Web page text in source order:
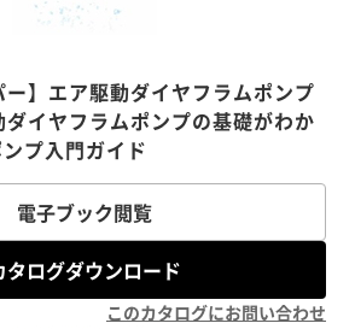
ー】エア駆動ダイヤフラムポンプ
イヤフラムポンプの基礎がわか
プ入門ガイド
電子ブック閲覧
タログダウンロード
このカタログにお問い合わせ